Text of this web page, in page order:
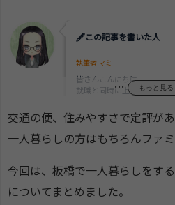
🖋この記事を書いた人
執筆者 マミ
皆さんこんにちは。
就職と同時に上京してきま
… もっと見る
交通の便、住みやすさで定評が
一人暮らしの方はもちろんファ
今回は、板橋で一人暮らしをす
についてまとめました。